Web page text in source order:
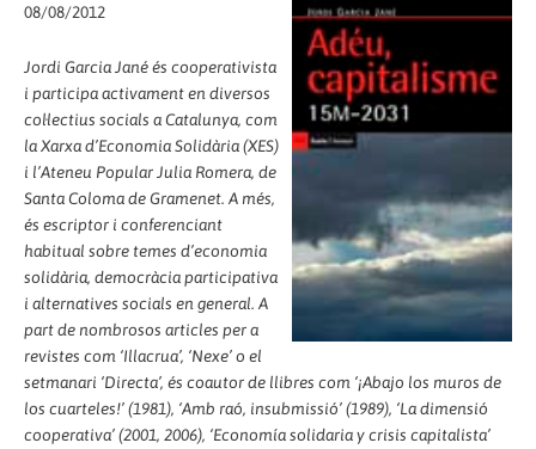
08/08/2012
Jordi Garcia Jané és cooperativista
i participa activament en diversos
col·lectius socials a Catalunya, com
la Xarxa d’Economia Solidària (XES)
i l’Ateneu Popular Julia Romera, de
Santa Coloma de Gramenet. A més,
és escriptor i conferenciant
habitual sobre temes d’economia
solidària, democràcia participativa
i alternatives socials en general. A
part de nombrosos articles per a
revistes com ‘Illacrua’, ‘Nexe’ o el
setmanari ‘Directa’, és coautor de llibres com ‘¡Abajo los muros de
los cuarteles!’ (1981), ‘Amb raó, insubmissió’ (1989), ‘La dimensió
cooperativa’ (2001, 2006), ‘Economía solidaria y crisis capitalista’